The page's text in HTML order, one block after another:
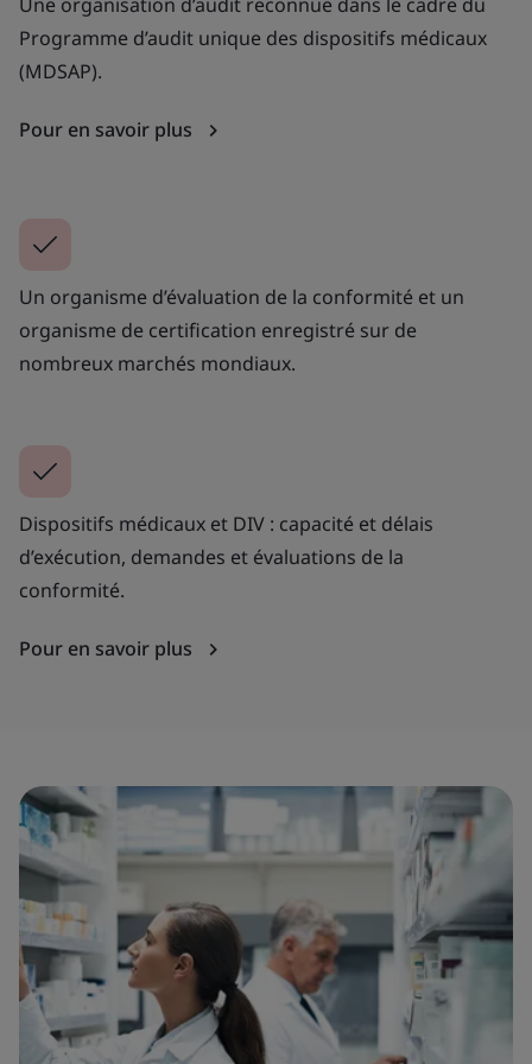
Programme d’audit unique des dispositifs médicaux
(MDSAP).
Pour en savoir plus
Un organisme d’évaluation de la conformité et un
organisme de certification enregistré sur de
nombreux marchés mondiaux.
Dispositifs médicaux et DIV : capacité et délais
d’exécution, demandes et évaluations de la
conformité.
Pour en savoir plus